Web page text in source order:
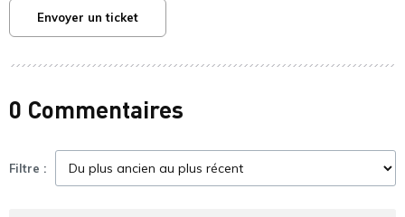
Envoyer un ticket
0 Commentaires
Filtre :